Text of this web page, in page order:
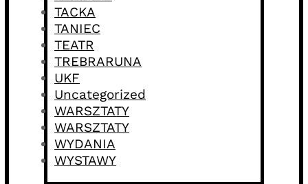
TACKA
TANIEC
TEATR
TREBRARUNA
UKF
Uncategorized
WARSZTATY
WARSZTATY
WYDANIA
WYSTAWY